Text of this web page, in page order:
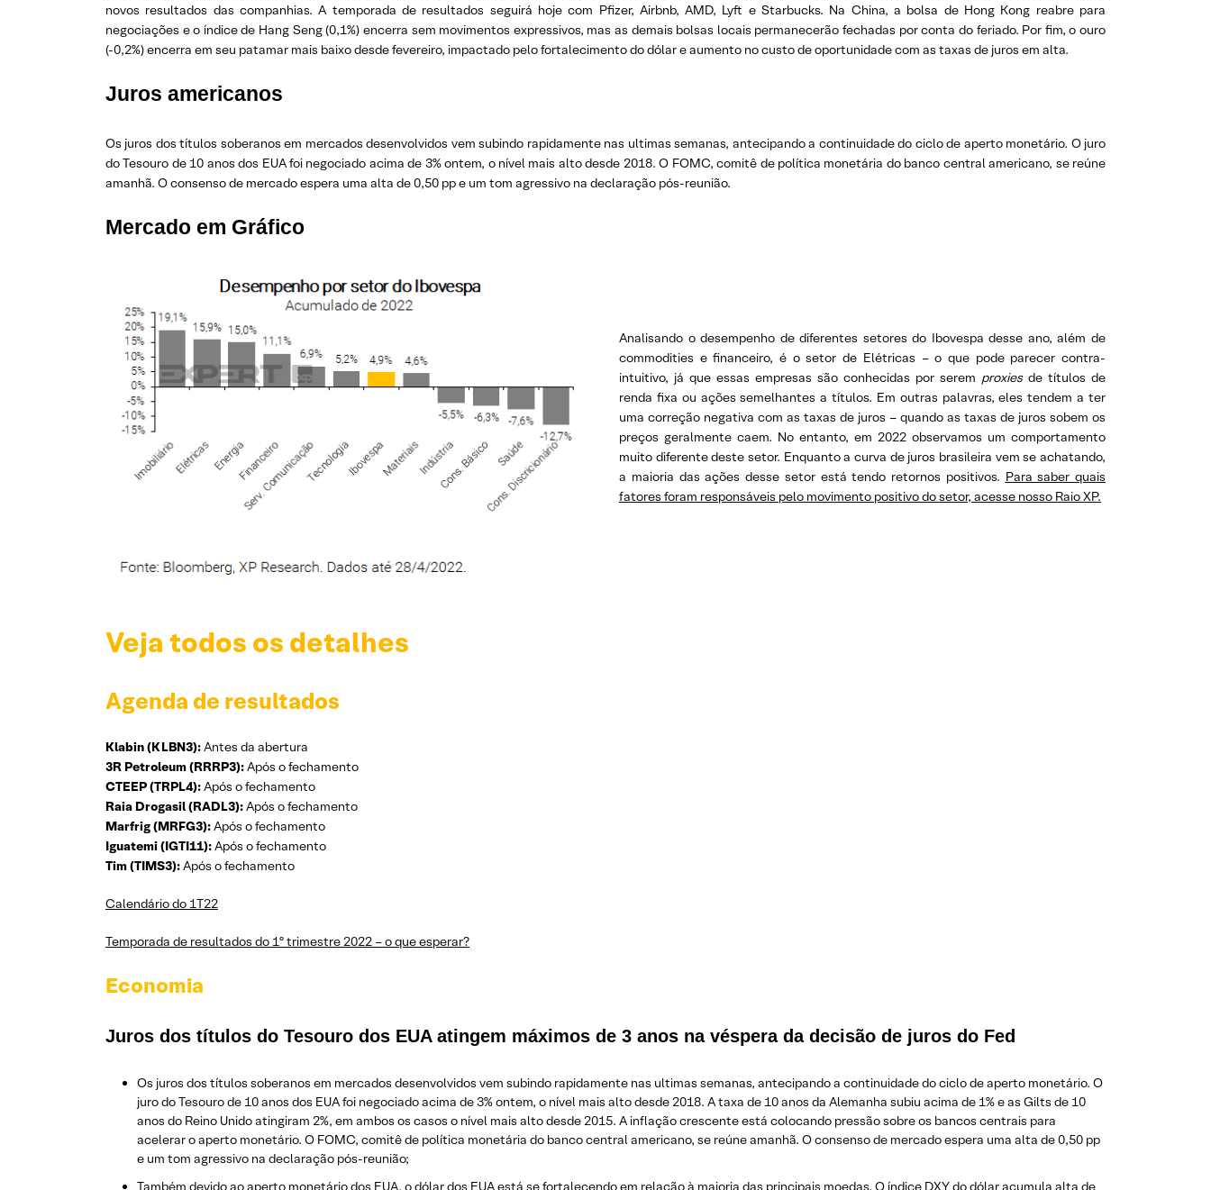
novos resultados das companhias. A temporada de resultados seguirá hoje com Pfizer, Airbnb, AMD, Lyft e Starbucks. Na China, a bolsa de Hong Kong reabre para
negociações e o índice de Hang Seng (0,1%) encerra sem movimentos expressivos, mas as demais bolsas locais permanecerão fechadas por conta do feriado. Por fim, o ouro
(-0,2%) encerra em seu patamar mais baixo desde fevereiro, impactado pelo fortalecimento do dólar e aumento no custo de oportunidade com as taxas de juros em alta.
Juros americanos
Os juros dos títulos soberanos em mercados desenvolvidos vem subindo rapidamente nas ultimas semanas, antecipando a continuidade do ciclo de aperto monetário. O juro
do Tesouro de 10 anos dos EUA foi negociado acima de 3% ontem, o nível mais alto desde 2018. O FOMC, comitê de política monetária do banco central americano, se reúne
amanhã. O consenso de mercado espera uma alta de 0,50 pp e um tom agressivo na declaração pós-reunião.
Mercado em Gráfico
Analisando o desempenho de diferentes setores do Ibovespa desse ano, além de
commodities e financeiro, é o setor de Elétricas – o que pode parecer contra-
intuitivo, já que essas empresas são conhecidas por serem proxiesde títulos de
renda fixa ou ações semelhantes a títulos. Em outras palavras, eles tendem a ter
uma correção negativa com as taxas de juros – quando as taxas de juros sobem os
preços geralmente caem. No entanto, em 2022 observamos um comportamento
muito diferente deste setor. Enquanto a curva de juros brasileira vem se achatando,
a maioria das ações desse setor está tendo retornos positivos. Para saber quais
fatores foram responsáveis pelo movimento positivo do setor, acesse nosso Raio XP.
Veja todos os detalhes
Agenda de resultados
Klabin (KLBN3):Antes da abertura
3R Petroleum (RRRP3):Após o fechamento
CTEEP (TRPL4):Após o fechamento
Raia Drogasil (RADL3):Após o fechamento
Marfrig (MRFG3):Após o fechamento
Iguatemi (IGTI11):Após o fechamento
Tim (TIMS3):Após o fechamento
Calendário do 1T22
Temporada de resultados do 1º trimestre 2022 – o que esperar?
Economia
Juros dos títulos do Tesouro dos EUA atingem máximos de 3 anos na véspera da decisão de juros do Fed
Os juros dos títulos soberanos em mercados desenvolvidos vem subindo rapidamente nas ultimas semanas, antecipando a continuidade do ciclo de aperto monetário. O
juro do Tesouro de 10 anos dos EUA foi negociado acima de 3% ontem, o nível mais alto desde 2018. A taxa de 10 anos da Alemanha subiu acima de 1% e as Gilts de 10
anos do Reino Unido atingiram 2%, em ambos os casos o nível mais alto desde 2015. A inflação crescente está colocando pressão sobre os bancos centrais para
acelerar o aperto monetário. O FOMC, comitê de política monetária do banco central americano, se reúne amanhã. O consenso de mercado espera uma alta de 0,50 pp
e um tom agressivo na declaração pós-reunião;
Também devido ao aperto monetário dos EUA, o dólar dos EUA está se fortalecendo em relação à maioria das principais moedas. O índice DXY do dólar acumula alta de